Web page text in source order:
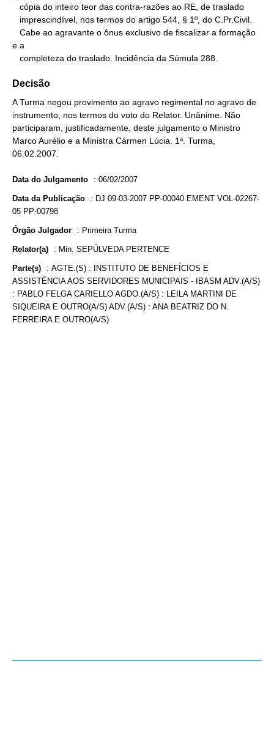
e a
   completeza do traslado. Incidência da Súmula 288.
Decisão
A Turma negou provimento ao agravo regimental no agravo de
instrumento, nos termos do voto do Relator. Unânime. Não
participaram, justificadamente, deste julgamento o Ministro
Marco Aurélio e a Ministra Cármen Lúcia. 1ª. Turma,
06.02.2007.
Data do Julgamento : 06/02/2007
Data da Publicação : DJ 09-03-2007 PP-00040 EMENT VOL-02267-
05 PP-00798
Órgão Julgador : Primeira Turma
Relator(a) : Min. SEPÚLVEDA PERTENCE
Parte(s) : AGTE.(S) : INSTITUTO DE BENEFÍCIOS E
ASSISTÊNCIA AOS SERVIDORES MUNICIPAIS - IBASM ADV.(A/S)
: PABLO FELGA CARIELLO AGDO.(A/S) : LEILA MARTINI DE
SIQUEIRA E OUTRO(A/S) ADV.(A/S) : ANA BEATRIZ DO N.
FERREIRA E OUTRO(A/S)